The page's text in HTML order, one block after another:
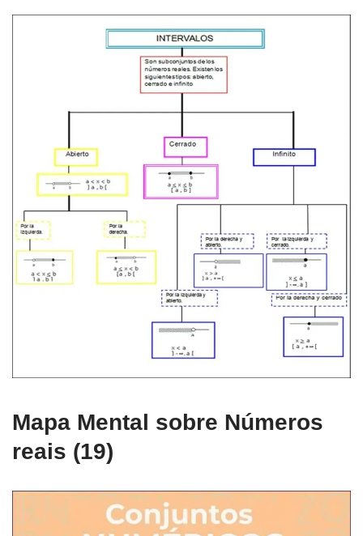
Mapa Mental sobre Números
reais (19)